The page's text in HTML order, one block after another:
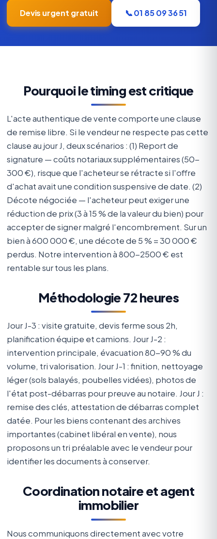
Devis urgent gratuit 📞 01 85 09 36 51
Pourquoi le timing est critique
L'acte authentique de vente comporte une clause
de remise libre. Si le vendeur ne respecte pas cette
clause au jour J, deux scénarios : (1) Report de
signature — coûts notariaux supplémentaires (50-
300 €), risque que l'acheteur se rétracte si l'offre
d'achat avait une condition suspensive de date. (2)
Décote négociée — l'acheteur peut exiger une
réduction de prix (3 à 15 % de la valeur du bien) pour
accepter de signer malgré l'encombrement. Sur un
bien à 600 000 €, une décote de 5 % = 30 000 €
perdus. Notre intervention à 800-2500 € est
rentable sur tous les plans.
Méthodologie 72 heures
Jour J-3 : visite gratuite, devis ferme sous 2h,
planification équipe et camions. Jour J-2 :
intervention principale, évacuation 80-90 % du
volume, tri valorisation. Jour J-1 : finition, nettoyage
léger (sols balayés, poubelles vidées), photos de
l'état post-débarras pour preuve au notaire. Jour J :
remise des clés, attestation de débarras complet
datée. Pour les biens contenant des archives
importantes (cabinet libéral en vente), nous
proposons un tri préalable avec le vendeur pour
identifier les documents à conserver.
Coordination notaire et agent
immobilier
Nous communiquons directement avec votre